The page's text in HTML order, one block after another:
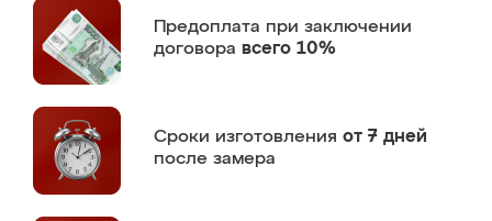
Предоплата при заключении
договора всего 10%
Сроки изготовления от 7 дней
после замера